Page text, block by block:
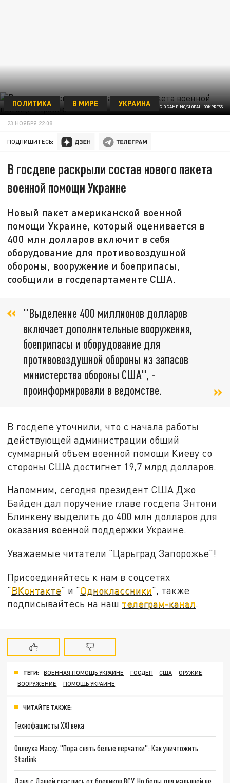
MAURICIO CAMPINO/GLOBALLOOKPRESS
ПОЛИТИКА В МИРЕ УКРАИНА
23 НОЯБРЯ 22:08
ПОДПИШИТЕСЬ:
В госдепе раскрыли состав нового пакета
военной помощи Украине
Новый пакет американской военной
помощи Украине, который оценивается в
400 млн долларов включит в себя
оборудование для противовоздушной
обороны, вооружение и боеприпасы,
сообщили в госдепартаменте США.
"Выделение 400 миллионов долларов
включает дополнительные вооружения,
боеприпасы и оборудование для
противовоздушной обороны из запасов
министерства обороны США", -
проинформировали в ведомстве.
В госдепе уточнили, что с начала работы
действующей администрации общий
суммарный объем военной помощи Киеву со
стороны США достигнет 19,7 млрд долларов.
Напомним, сегодня президент США Джо
Байден дал поручение главе госдепа Энтони
Блинкену выделить до 400 млн долларов для
оказания военной поддержки Украине.
Уважаемые читатели "Царьград Запорожье"!
Присоединяйтесь к нам в соцсетях
"ВКонтакте" и "Одноклассники", также
подписывайтесь на наш телеграм-канал.
ТЕГИ: ВОЕННАЯ ПОМОЩЬ УКРАИНЕ ГОСДЕП США
ОРУЖИЕ
ВООРУЖЕНИЕ
ПОМОЩЬ УКРАИНЕ
ЧИТАЙТЕ ТАКЖЕ:
Технофашисты XXI века
Оплеуха Маску. "Пора снять белые перчатки": Как уничтожить
Starlink